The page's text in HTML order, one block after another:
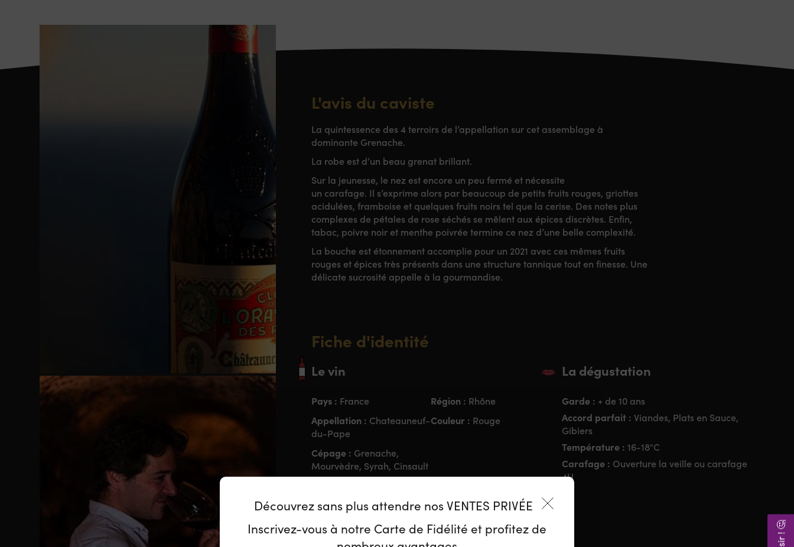
L'avis du caviste
La quintessence des 4 terroirs de l’appellation sur cet assemblage à
dominante Grenache.
La robe est d’un beau grenat brillant.
Sur la jeunesse, le nez est encore un peu fermé et nécessite
un carafage. Il s’exprime alors par beaucoup de petits fruits rouges, griottes
acidulées, framboise et quelques fruits noirs tel que la cerise. Des notes plus
complexes de pétales de rose séchés se mêlent aux épices discrètes. Enfin,
tabac, poivre noir et menthe poivrée termine ce nez d’une belle complexité.
La bouche est étonnement accomplie pour un 2021 avec ces mêmes fruits
rouges et épices très présents dans une structure tannique tout en finesse. Une
délicate sucrosité appelle à la gourmandise.
Fiche d'identité
Le vin
Pays : France Région : Rhône
Appellation : Chateauneuf-
du-Pape
Couleur : Rouge
Cépage : Grenache,
Mourvèdre, Syrah, Cinsault
La dégustation
Garde : + de 10 ans
Accord parfait : Viandes, Plats en Sauce,
Gibiers
Température : 16-18°C
Carafage : Ouverture la veille ou carafage
4H
Le Domaine
Découvrez sans plus attendre nos VENTES PRIVÉES
Inscrivez-vous à notre Carte de Fidélité et profitez de